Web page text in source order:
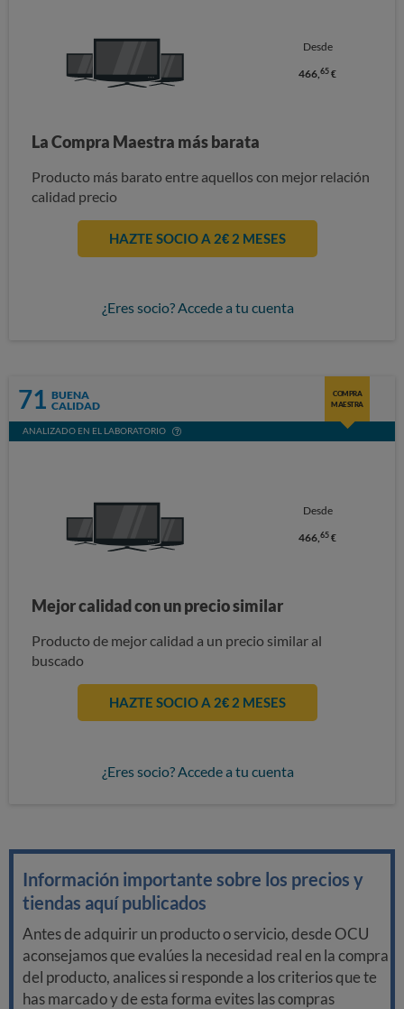
Desde
466,65 €
La Compra Maestra más barata
Producto más barato entre aquellos con mejor relación
calidad precio
HAZTE SOCIO A 2€ 2 MESES
¿Eres socio? Accede a tu cuenta
71 BUENA
CALIDAD
COMPRA
MAESTRA
ANALIZADO EN EL LABORATORIO
Desde
466,65 €
Mejor calidad con un precio similar
Producto de mejor calidad a un precio similar al
buscado
HAZTE SOCIO A 2€ 2 MESES
¿Eres socio? Accede a tu cuenta
Información importante sobre los precios y
tiendas aquí publicados
Antes de adquirir un producto o servicio, desde OCU
aconsejamos que evalúes la necesidad real en la compra
del producto, analices si responde a los criterios que te
has marcado y de esta forma evites las compras